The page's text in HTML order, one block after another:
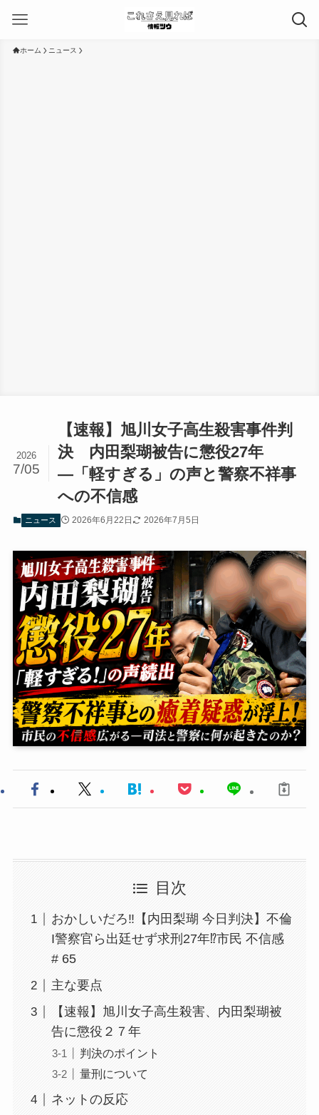
ホーム ニュース
【速報】旭川女子高生殺害事件判
決 内田梨瑚被告に懲役27年
―「軽すぎる」の声と警察不祥事
への不信感
2026
7/05
ニュース 2026年6月22日 2026年7月5日
目次
おかしいだろ‼️【内田梨瑚 今日判決】不倫
I警察官ら出廷せず求刑27年⁉️市民 不信感
# 65
主な要点
【速報】旭川女子高生殺害、内田梨瑚被
告に懲役２７年
判決のポイント
量刑について
ネットの反応